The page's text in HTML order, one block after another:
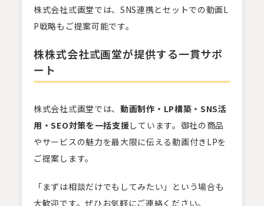
株式会社弎画堂では、SNS連携とセットでの動画L
P戦略もご提案可能です。
株株式会社弎画堂が提供する一貫サポ
ート
株式会社弎画堂では、 動画制作・LP構築・SNS活
用・SEO対策を一括支援しています。御社の商品
やサービスの魅力を最大限に伝える動画付きLPを
ご提案します。
「まずは相談だけでもしてみたい」という場合も
大歓迎です。ぜひお気軽にご連絡ください。